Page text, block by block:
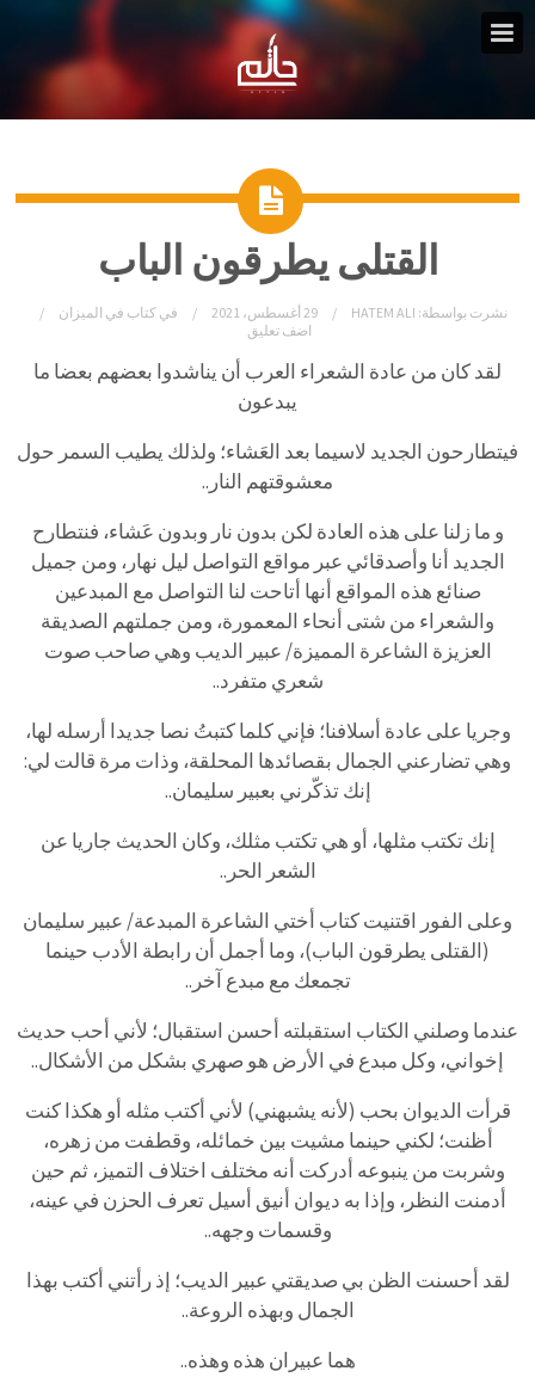
القتلى يطرقون الباب
نشرت بواسطة: HATEM ALI 29 أغسطس، 2021 في كتاب في الميزان
اضف تعليق
لقد كان من عادة الشعراء العرب أن يناشدوا بعضهم بعضا ما
يبدعون
فيتطارحون الجديد لاسيما بعد العَشاء؛ ولذلك يطيب السمر حول
معشوقتهم النار..
و ما زلنا على هذه العادة لكن بدون نار وبدون عَشاء، فنتطارح
الجديد أنا وأصدقائي عبر مواقع التواصل ليل نهار، ومن جميل
صنائع هذه المواقع أنها أتاحت لنا التواصل مع المبدعين
والشعراء من شتى أنحاء المعمورة، ومن جملتهم الصديقة
العزيزة الشاعرة المميزة/ عبير الديب وهي صاحب صوت
شعري متفرد..
وجريا على عادة أسلافنا؛ فإني كلما كتبتُ نصا جديدا أرسله لها،
وهي تضارعني الجمال بقصائدها المحلقة، وذات مرة قالت لي:
إنك تذكّرني بعبير سليمان..
إنك تكتب مثلها، أو هي تكتب مثلك، وكان الحديث جاريا عن
الشعر الحر..
وعلى الفور اقتنيت كتاب أختي الشاعرة المبدعة/ عبير سليمان
(القتلى يطرقون الباب)، وما أجمل أن رابطة الأدب حينما
تجمعك مع مبدع آخر..
عندما وصلني الكتاب استقبلته أحسن استقبال؛ لأني أحب حديث
إخواني، وكل مبدع في الأرض هو صهري بشكل من الأشكال..
قرأت الديوان بحب (لأنه يشبهني) لأني أكتب مثله أو هكذا كنت
أظنت؛ لكني حينما مشيت بين خمائله، وقطفت من زهره،
وشربت من ينبوعه أدركت أنه مختلف اختلاف التميز، ثم حين
أدمنت النظر، وإذا به ديوان أنيق أسيل تعرف الحزن في عينه،
وقسمات وجهه..
لقد أحسنت الظن بي صديقتي عبير الديب؛ إذ رأتني أكتب بهذا
الجمال وبهذه الروعة..
هما عبيران هذه وهذه..